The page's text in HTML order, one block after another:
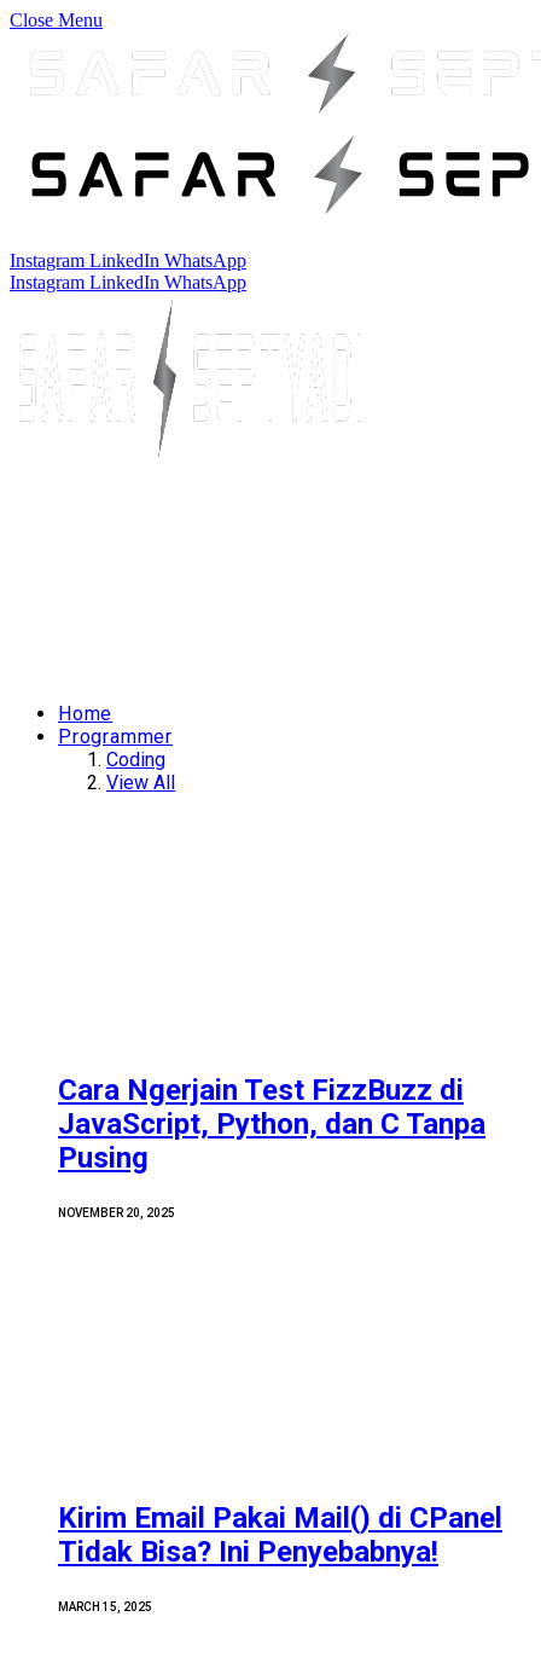
Close Menu
Instagram LinkedIn WhatsApp
Instagram LinkedIn WhatsApp
Home
Programmer
Coding
View All
Cara Ngerjain Test FizzBuzz di
JavaScript, Python, dan C Tanpa
Pusing
NOVEMBER 20, 2025
Kirim Email Pakai Mail() di CPanel
Tidak Bisa? Ini Penyebabnya!
MARCH 15, 2025